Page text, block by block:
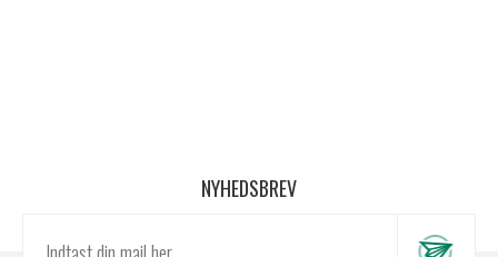
NYHEDSBREV